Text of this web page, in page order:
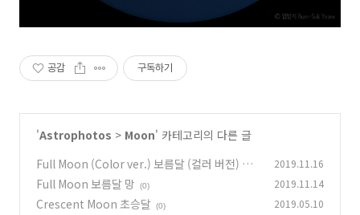
공감 구독하기
'Astrophotos > Moon' 카테고리의 다른 글
Full Moon (Color ver.) 보름달 (컬러 버전) 망
(0)
2019.11.16
Full Moon 보름달 망 (0) 2019.11.14
Crescent Moon 초승달 (0) 2019.05.10